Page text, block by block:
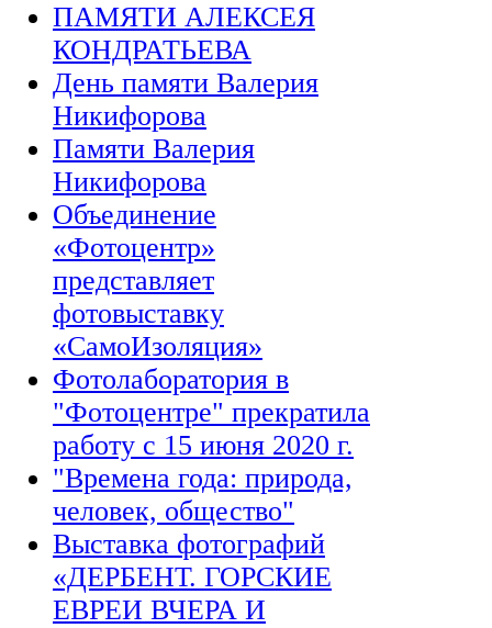
ПАМЯТИ АЛЕКСЕЯ
КОНДРАТЬЕВА
День памяти Валерия
Никифорова
Памяти Валерия
Никифорова
Объединение
«Фотоцентр»
представляет
фотовыставку
«СамоИзоляция»
Фотолаборатория в
"Фотоцентре" прекратила
работу с 15 июня 2020 г.
"Времена года: природа,
человек, общество"
Выставка фотографий
«ДЕРБЕНТ. ГОРСКИЕ
ЕВРЕИ ВЧЕРА И